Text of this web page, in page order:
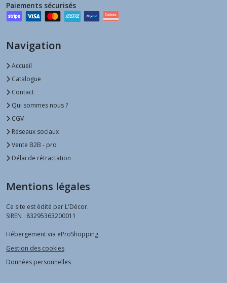
Paiements sécurisés
Navigation
Accueil
Catalogue
Contact
Qui sommes nous ?
CGV
Réseaux sociaux
Vente B2B - pro
Délai de rétractation
Mentions légales
Ce site est édité par L'Décor.
SIREN : 83295363200011
Hébergement via eProShopping
Gestion des cookies
Données personnelles